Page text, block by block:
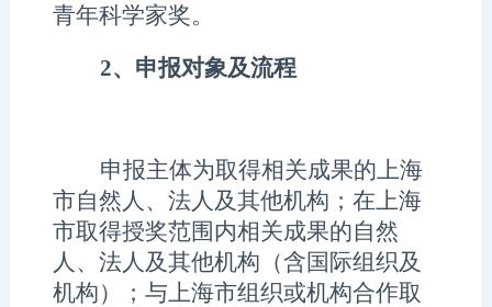
青年科学家奖。
2、 申报对象及流程
申报主体为取得相关成果的上海
市自然人、法人及其他机构；在上海
市取得授奖范围内相关成果的自然
人、法人及其他机构（含国际组织及
机构）；与上海市组织或机构合作取